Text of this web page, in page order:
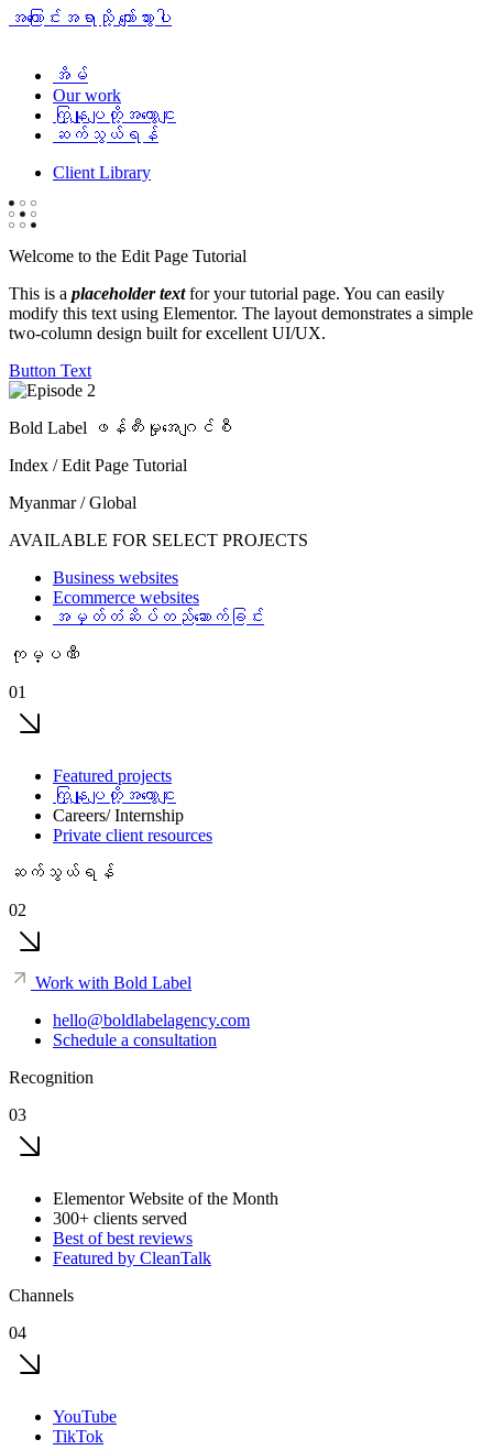
အကြောင်းအရာသို့ ကျော်သွားပါ
အိမ်
Our work
ကြှနျုပျတို့အကွောငျး
ဆက်သွယ်ရန်
Client Library
Welcome to the Edit Page Tutorial
This is a placeholder textfor your tutorial page. You can easily
modify this text using Elementor. The layout demonstrates a simple
two-column design built for excellent UI/UX.
Button Text
Bold Label ဖန်တီးမှုအေဂျင်စီ
Index / Edit Page Tutorial
Myanmar / Global
AVAILABLE FOR SELECT PROJECTS
Business websites
Ecommerce websites
အမှတ်တံဆိပ်တည်ဆောက်ခြင်း
ကုမ္ပဏီ
01
Featured projects
ကြှနျုပျတို့အကွောငျး
Careers/ Internship
Private client resources
ဆက်သွယ်ရန်
02
Work with Bold Label
hello@boldlabelagency.com
Schedule a consultation
Recognition
03
Elementor Website of the Month
300+ clients served
Best of best reviews
Featured by CleanTalk
Channels
04
YouTube
TikTok